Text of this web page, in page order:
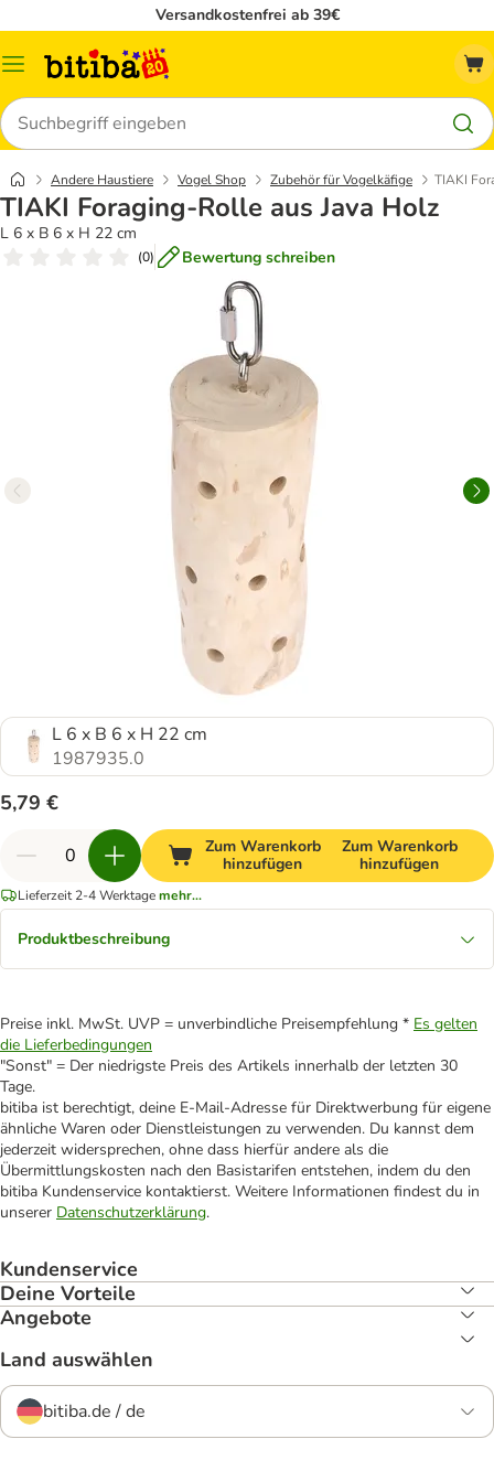
Versandkostenfrei ab 39€
Menü
Suchen
Andere Haustiere Vogel Shop Zubehör für Vogelkäfige TIAKI
TIAKI Foraging-Rolle aus Java Holz
L 6 x B 6 x H 22 cm
(0) Bewertung schreiben
L 6 x B 6 x H 22 cm
1987935.0
5,79 €
Zum Warenkorb
hinzufügen
Zum Warenkorb
hinzufügen
Lieferzeit 2-4 Werktagemehr...
Produktbeschreibung
Preise inkl. MwSt. UVP = unverbindliche Preisempfehlung * Es gelten
die Lieferbedingungen
"Sonst" = Der niedrigste Preis des Artikels innerhalb der letzten 30
Tage.
bitiba ist berechtigt, deine E-Mail-Adresse für Direktwerbung für eigene
ähnliche Waren oder Dienstleistungen zu verwenden. Du kannst dem
jederzeit widersprechen, ohne dass hierfür andere als die
Übermittlungskosten nach den Basistarifen entstehen, indem du den
bitiba Kundenservice kontaktierst. Weitere Informationen findest du in
unserer Datenschutzerklärung.
Kundenservice
Deine Vorteile
Angebote
Land auswählen
bitiba.de / de